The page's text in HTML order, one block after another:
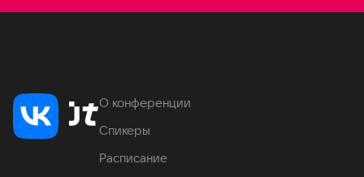
О конференции
Спикеры
Расписание